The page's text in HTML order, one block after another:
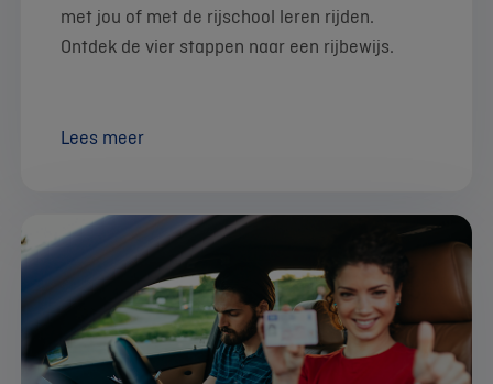
met jou of met de rijschool leren rijden.
Ontdek de vier stappen naar een rijbewijs.
Lees meer